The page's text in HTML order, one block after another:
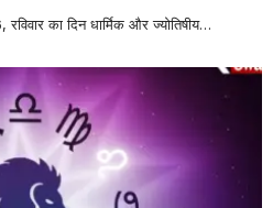
का दिन धार्मिक और ज्योतिषीय…